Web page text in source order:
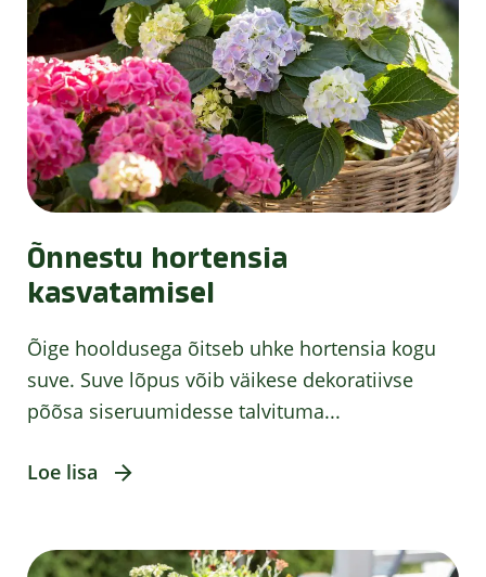
Õnnestu hortensia
kasvatamisel
Õige hooldusega õitseb uhke hortensia kogu
suve. Suve lõpus võib väikese dekoratiivse
põõsa siseruumidesse talvituma...
Loe lisa